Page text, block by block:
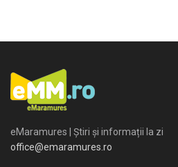
eMaramures | Știri și informații la zi
office@emaramures.ro